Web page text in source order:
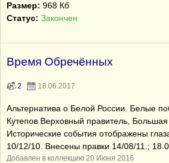
Размер: 968 Кб
Статус: Закончен
Время Обречённых
2 18.06.2017
Альтернатива о Белой России. Белые
Кутепов Верховный правитель,
Исторические события отображены
10/12/10. Внесены правки 14/08/11.;
Добавлен в коллекцию 20 Июня 2016